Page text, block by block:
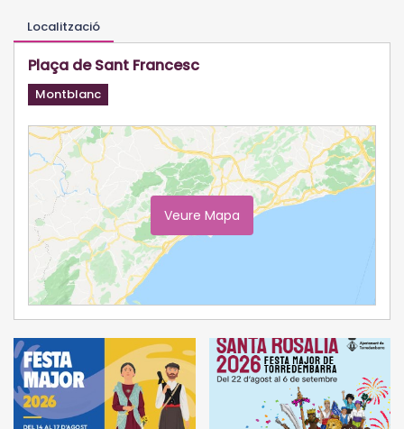
Localització
Plaça de Sant Francesc
Montblanc
Veure Mapa